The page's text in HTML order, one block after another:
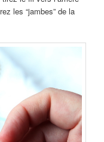
les “jambes” de la